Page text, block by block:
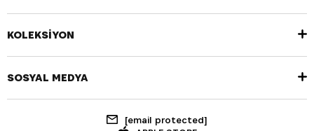
KOLEKSİYON
SOSYAL MEDYA
[email protected]